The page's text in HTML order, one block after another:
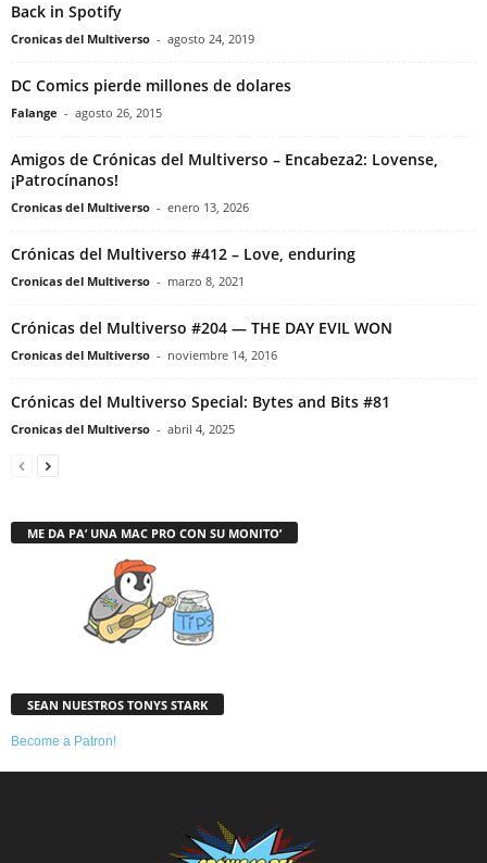
Back in Spotify
Cronicas del Multiverso - agosto 24, 2019
DC Comics pierde millones de dolares
Falange - agosto 26, 2015
Amigos de Crónicas del Multiverso – Encabeza2: Lovense,
¡Patrocínanos!
Cronicas del Multiverso - enero 13, 2026
Crónicas del Multiverso #412 – Love, enduring
Cronicas del Multiverso - marzo 8, 2021
Crónicas del Multiverso #204 — THE DAY EVIL WON
Cronicas del Multiverso - noviembre 14, 2016
Crónicas del Multiverso Special: Bytes and Bits #81
Cronicas del Multiverso - abril 4, 2025
ME DA PA’ UNA MAC PRO CON SU MONITO’
SEAN NUESTROS TONYS STARK
Become a Patron!